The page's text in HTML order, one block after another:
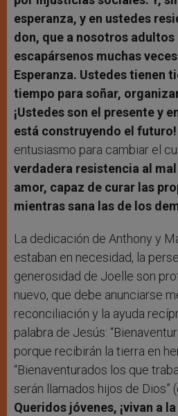
esperanza, y en ustedes
don, que a nosotros adultos
escapársenos muchas
Esperanza. Ustedes tienen
tiempo para soñar,
¡Ustedes son el presente y
está construyendo el futuro!
entusiasmo para cambiar el
verdadera resistencia al mal
amor, capaz de curar las
mientras sana las de los
La dedicación de Anthony y
estaban en necesidad, la
generosidad de Joelle son
nuevo, que debe anunciarse
reconciliación y la ayuda
palabra de Jesús:
porque recibirán la tierra en
“Bienaventurados los que
serán llamados hijos de Dios”
Queridos jóvenes, ¡vivan a